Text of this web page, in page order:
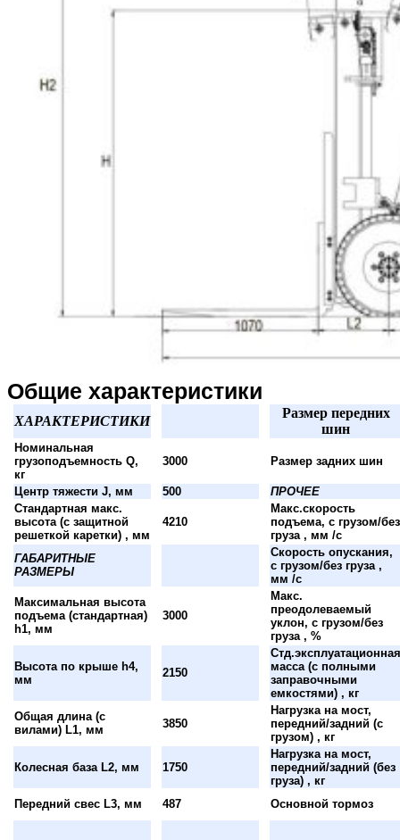
Общие характеристики
ХАРАКТЕРИСТИКИ
Размер передних
шин
Номинальная
грузоподъемность Q,
кг
3000 Размер задних шин
Центр тяжести J, мм 500
ПРОЧЕЕ
Стандартная макс.
высота (с защитной
решеткой каретки) , мм
4210
Макс.скорость
подъема, с грузом/без
груза , мм /с
ГАБАРИТНЫЕ
РАЗМЕРЫ
Скорость опускания,
с грузом/без груза ,
мм /с
Максимальная высота
подъема (стандартная)
h1, мм
3000
Макс.
преодолеваемый
уклон, с грузом/без
груза , %
Высота по крыше h4,
мм
2150
Стд.эксплуатационная
масса (с полными
заправочными
емкостями) , кг
Общая длина (с
вилами) L1, мм
3850
Нагрузка на мост,
передний/задний (с
грузом) , кг
Колесная база L2, мм 1750
Нагрузка на мост,
передний/задний (без
груза) , кг
Передний свес L3, мм
487 Основной тормоз